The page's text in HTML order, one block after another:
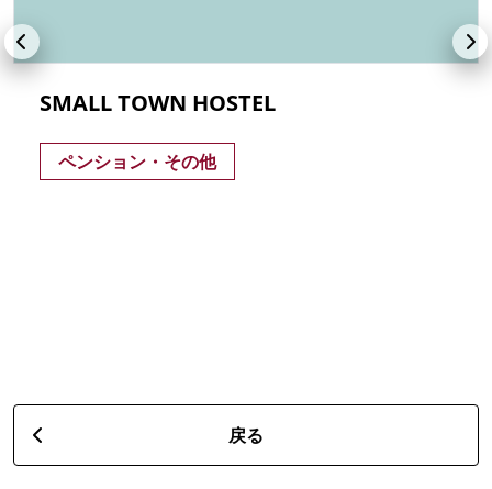
SMALL TOWN HOSTEL
ペンション・その他
戻る